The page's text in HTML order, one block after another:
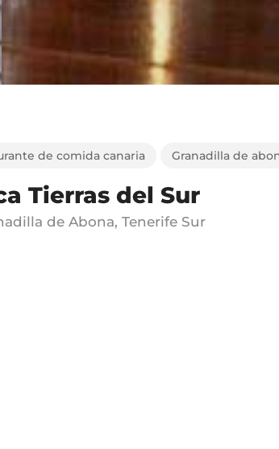
de comida canaria Granadilla de
Tierras del Sur
de Abona, Tenerife Sur